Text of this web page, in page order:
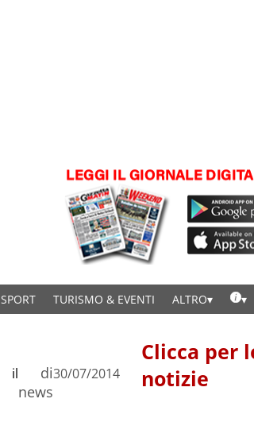
SPORT TURISMO & EVENTI ALTRO
di
news
il 30/07/2014
Clicca per
notizie